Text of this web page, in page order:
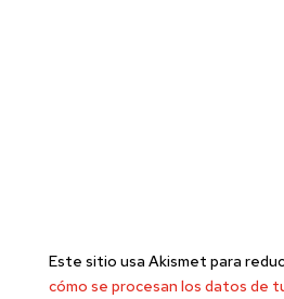
Este sitio usa Akismet para
cómo se procesan los datos de